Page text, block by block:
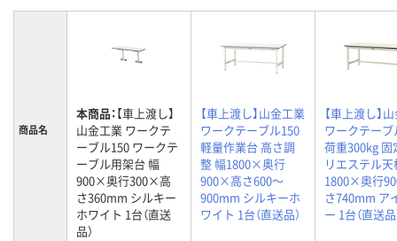
商品名
本商品：【車上渡し】
山金工業 ワークテ
ーブル150 ワークテ
ーブル用架台 幅
900×奥行300×高
さ360mm シルキー
ホワイト 1台（直送
品）
【車上渡し】山金工業
ワークテーブル150
軽量作業台 高さ調
整 幅1800×奥行
900×高さ600～
900mm シルキーホ
ワイト 1台（直送品）
【車上渡し】
ワークテーブ
荷重300kg 固
リエステル天
1800×奥行
さ740mm ア
ー 1台（直送品